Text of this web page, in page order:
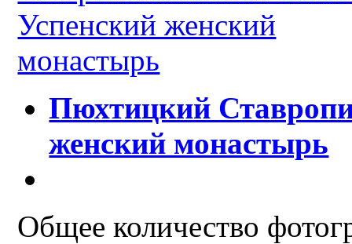
Пюхтицкий
женский монастырь
Общее количество